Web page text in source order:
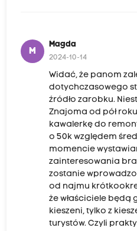
M
Magda
2024-10-14
Widać, że panom
dotychczasowego
źródło zarobku.
Znajoma od pół
kawalerkę do
o 50k względem
momencie
zainteresowania
zostanie
od najmu
że właściciele będą
kieszeni, tylko z
turystów. Czyli